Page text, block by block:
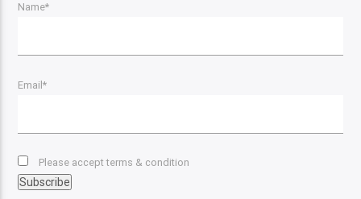
Name*
Email*
Please accept terms & condition